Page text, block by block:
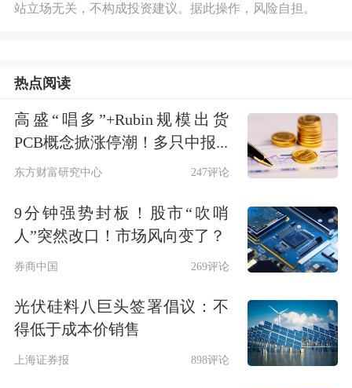
合格投资者公开发行股票说明书》存在
其中，同辉信息2018年、2019年、2020
年、2021年分别虚增营业收入2017.30
万元、961.70万元、1497.61万元、
元、814.86万元、737.48万元、587.82
万元。
北京证监局表示，戴福昊作为同辉信息
时任董事长、总经理，崔振英作为同辉
信息时任副总经理，姬海燕作为同辉信
站立场无关，不构成投资建议。据此操作，风险自担。
热点阅读
高盛“唱多”+Rubin规模出货
PCB概念掀涨停潮！多只中报...
东方财富研究中心 247评论
9分钟强势封板！股市“吹哨
人”突然改口！市场风向变了？
券商中国 269评论
光伏硅料八巨头签署倡议：不
得低于成本价销售
上海证券报 898评论